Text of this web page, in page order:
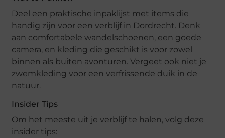
Deel een praktische inpaklijst met items die
handig zijn voor een verblijf in Dordrecht. Denk
aan comfortabele wandelschoenen, een goede
camera, en kleding die geschikt is voor zowel
binnen als buiten avonturen. Vergeet ook niet je
zwemkleding voor een verfrissende duik in de
natuur.
Insider Tips
Om het meeste uit je verblijf te halen, volg deze
insider tips: